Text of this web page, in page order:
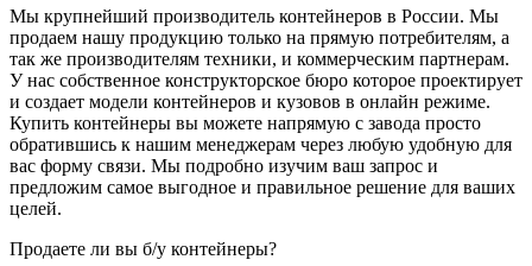
Мы крупнейший производитель контейнеров в России. Мы
продаем нашу продукцию только на прямую потребителям, а
так же производителям техники, и коммерческим партнерам.
У нас собственное конструкторское бюро которое проектирует
и создает модели контейнеров и кузовов в онлайн режиме.
Купить контейнеры вы можете напрямую с завода просто
обратившись к нашим менеджерам через любую удобную для
вас форму связи. Мы подробно изучим ваш запрос и
предложим самое выгодное и правильное решение для ваших
целей.
Продаете ли вы б/у контейнеры?